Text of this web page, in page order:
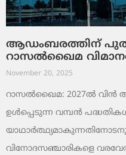
ആഡംബരത്തിന്
റാസൽഖൈമ
November 20, 2025
റാസൽഖൈമ: 2027ൽ
ഉൾപ്പെടുന്ന വമ്പൻ
വിനോദസഞ്ചാരികളെ